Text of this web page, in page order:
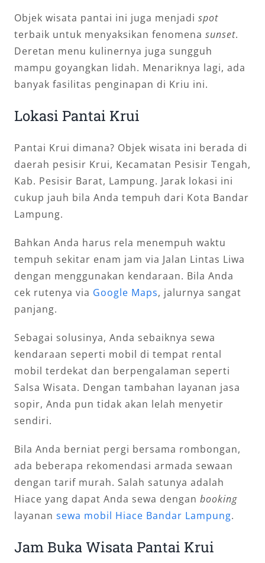
Objek wisata pantai ini juga menjadi spot
terbaik untuk menyaksikan fenomena sunset.
Deretan menu kulinernya juga sungguh
mampu goyangkan lidah. Menariknya lagi, ada
banyak fasilitas penginapan di Kriu ini.
Lokasi Pantai Krui
Pantai Krui dimana? Objek wisata ini berada di
daerah pesisir Krui, Kecamatan Pesisir Tengah,
Kab. Pesisir Barat, Lampung. Jarak lokasi ini
cukup jauh bila Anda tempuh dari Kota Bandar
Lampung.
Bahkan Anda harus rela menempuh waktu
tempuh sekitar enam jam via Jalan Lintas Liwa
dengan menggunakan kendaraan. Bila Anda
cek rutenya via Google Maps, jalurnya sangat
panjang.
Sebagai solusinya, Anda sebaiknya sewa
kendaraan seperti mobil di tempat rental
mobil terdekat dan berpengalaman seperti
Salsa Wisata. Dengan tambahan layanan jasa
sopir, Anda pun tidak akan lelah menyetir
sendiri.
Bila Anda berniat pergi bersama rombongan,
ada beberapa rekomendasi armada sewaan
dengan tarif murah. Salah satunya adalah
Hiace yang dapat Anda sewa dengan booking
layanan sewa mobil Hiace Bandar Lampung.
Jam Buka Wisata Pantai Krui